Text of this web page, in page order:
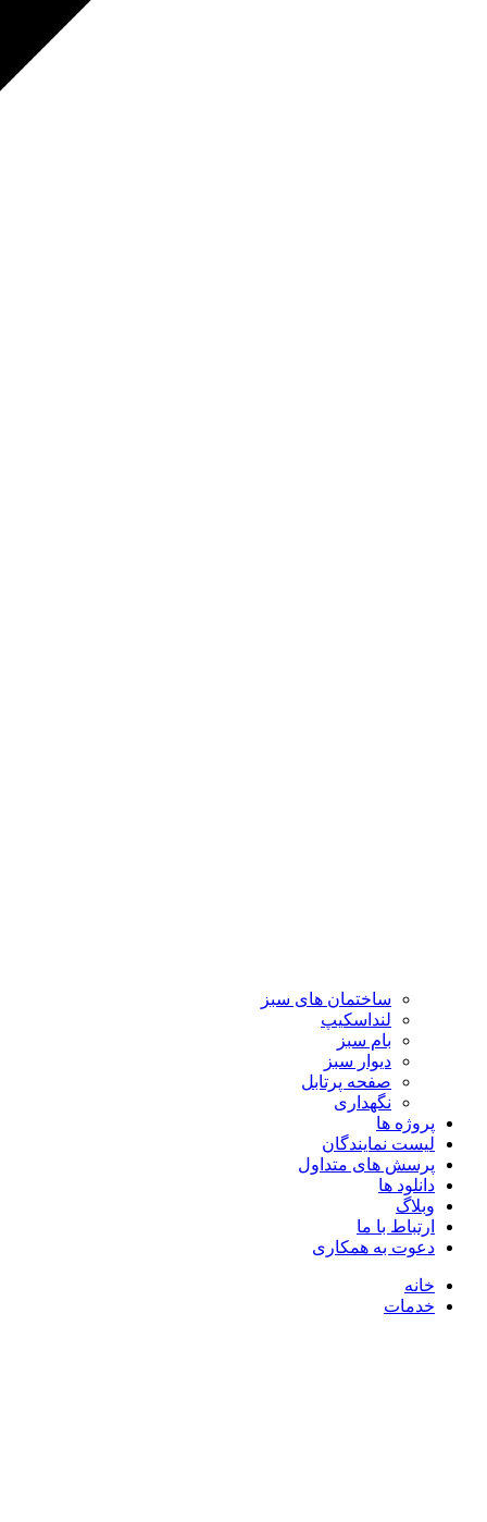
ساختمان های سبز
لنداسکیپ
بام سبز
دیوار سبز
صفحه پرتابل
نگهداری
پروژه ها
لیست نمایندگان
پرسش های متداول
دانلود ها
وبلاگ
ارتباط با ما
دعوت به همکاری
خانه
خدمات